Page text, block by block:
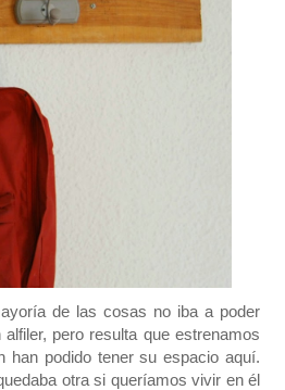
de las cosas no iba a poder
pero resulta que estrenamos
han podido tener su espacio aquí.
otra si queríamos vivir en él